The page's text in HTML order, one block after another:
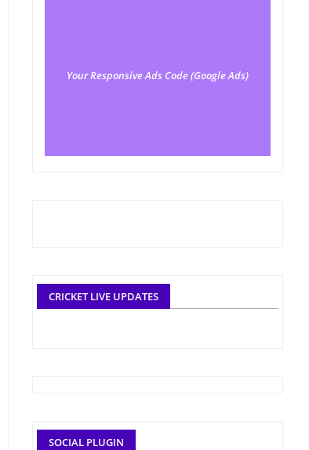
Your Responsive Ads Code (Google Ads)
CRICKET LIVE UPDATES
SOCIAL PLUGIN